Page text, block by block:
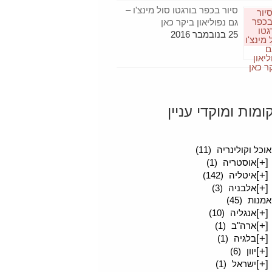
סיור בכפר בורגטו סול מינצ'ו –
גם נפוליאון ביקר כאן
25 בנובמבר 2016
ומוקדי עניין
אוכל וקולינריה
(11)
[+]אוסטריה (1)
[+]איטליה (142)
[+]אלבניה
(3)
אמנות (45)
[+]אנגליה (10)
[+]ארה"ב (1)
[+]בלגיה (1)
[+]יוון (6)
[+]ישראל (1)